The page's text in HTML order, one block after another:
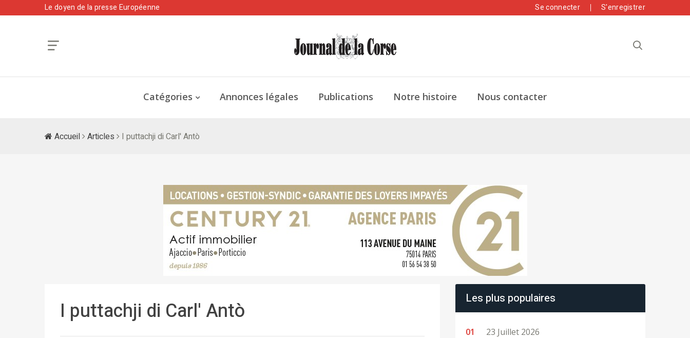
Le doyen de la presse Européenne Se connecter S'enregistrer
Catégories Annonces légales Publications Notre histoire Nous contacter
Accueil Articles I puttachji di Carl' Antò
I puttachji di Carl' Antò Les plus populaires
23 Juillet 2026